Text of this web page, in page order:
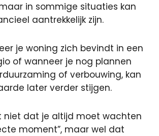
in sommige situaties kan
aantrekkelijk zijn.
je woning zich bevindt in een
of wanneer je nog plannen
of verbouwing, kan
later verder stijgen.
niet dat je altijd moet wachten
moment”, maar wel dat